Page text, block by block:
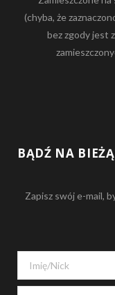
(chyba, że
bez zgody jest
BĄDŹ NA
Zapisz swój e-mail,